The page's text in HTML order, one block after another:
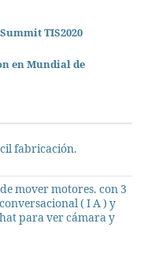
TIS2020
en Mundial de
fabricación.
mover motores. con 3
( I A ) y
para ver cámara y